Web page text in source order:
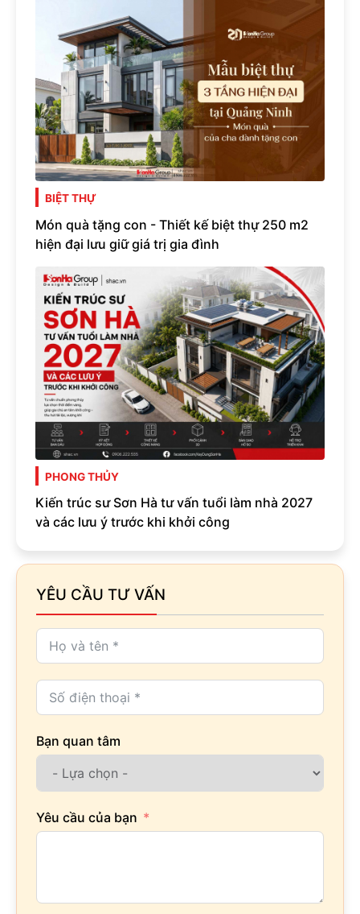
BIỆT THỰ
Món quà tặng con - Thiết kế biệt thự 250 m2
hiện đại lưu giữ giá trị gia đình
PHONG THỦY
Kiến trúc sư Sơn Hà tư vấn tuổi làm nhà 2027
và các lưu ý trước khi khởi công
YÊU CẦU TƯ VẤN
Bạn quan tâm
Yêu cầu của bạn